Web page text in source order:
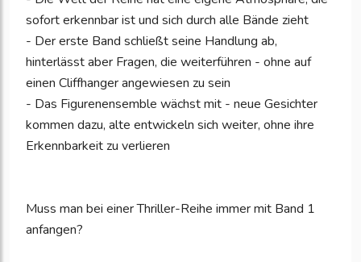
sofort erkennbar ist und sich durch alle Bände zieht
- Der erste Band schließt seine Handlung ab,
hinterlässt aber Fragen, die weiterführen - ohne auf
einen Cliffhanger angewiesen zu sein
- Das Figurenensemble wächst mit - neue Gesichter
kommen dazu, alte entwickeln sich weiter, ohne ihre
Erkennbarkeit zu verlieren
Muss man bei einer Thriller-Reihe immer mit Band 1
anfangen?